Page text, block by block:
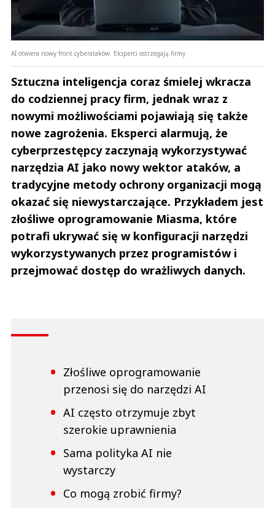
AI otwiera nowy front cyberataków. Eksperci ostrzegają firmy
Sztuczna inteligencja coraz śmielej wkracza
do codziennej pracy firm, jednak wraz z
nowymi możliwościami pojawiają się także
nowe zagrożenia. Eksperci alarmują, że
cyberprzestępcy zaczynają wykorzystywać
narzędzia AI jako nowy wektor ataków, a
tradycyjne metody ochrony organizacji mogą
okazać się niewystarczające. Przykładem jest
złośliwe oprogramowanie Miasma, które
potrafi ukrywać się w konfiguracji narzędzi
wykorzystywanych przez programistów i
przejmować dostęp do wrażliwych danych.
Złośliwe oprogramowanie
przenosi się do narzędzi AI
AI często otrzymuje zbyt
szerokie uprawnienia
Sama polityka AI nie
wystarczy
Co mogą zrobić firmy?